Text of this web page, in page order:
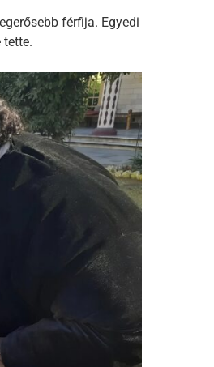
férfija. Egyedi
tette.